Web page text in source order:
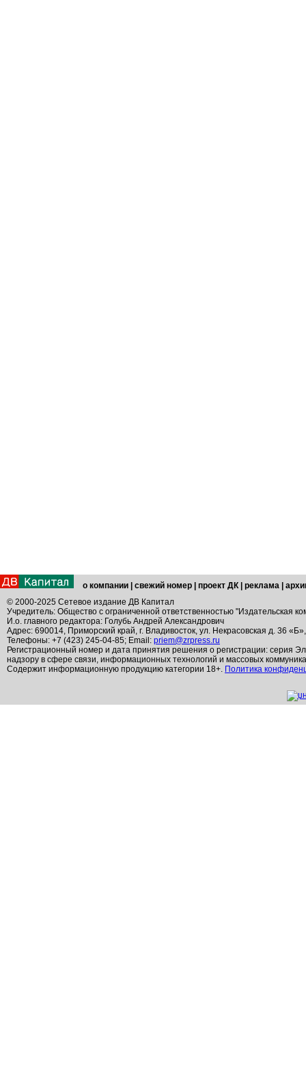
о компании свежий номер проект ДК реклама
© 2000-2025 Сетевое издание ДВ Капитал
Учредитель: Общество с ограниченной ответственностью "Издательская
И.о. главного редактора: Голубь Андрей Александрович
Адрес: 690014, Приморский край, г. Владивосток, ул. Некрасовская д. 36
Телефоны: +7 (423) 245-04-85; Email: priem@zrpress.ru
Регистрационный номер и дата принятия решения о регистрации: серия
надзору в сфере связи, информационных технологий и массовых
Содержит информационную продукцию категории 18+. Политика